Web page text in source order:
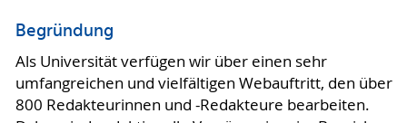
Begründung
Als Universität verfügen wir über einen sehr
umfangreichen und vielfältigen Webauftritt, den über
800 Redakteurinnen und -Redakteure bearbeiten.